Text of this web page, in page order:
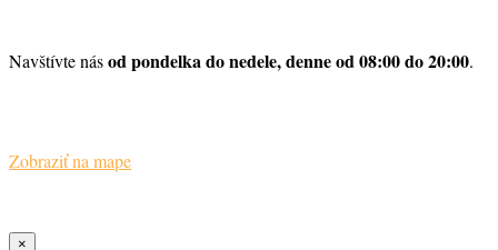
Navštívte násod pondelka do nedele, denne od 08:00 do 20:00.
Zobraziť na mape
×